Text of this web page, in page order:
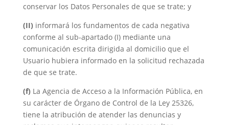
conservar los Datos Personales de que se trate; y
(II) informará los fundamentos de cada negativa
conforme al sub-apartado (I) mediante una
comunicación escrita dirigida al domicilio que el
Usuario hubiera informado en la solicitud rechazada
de que se trate.
(f) La Agencia de Acceso a la Información Pública, en
su carácter de Órgano de Control de la Ley 25326,
tiene la atribución de atender las denuncias y